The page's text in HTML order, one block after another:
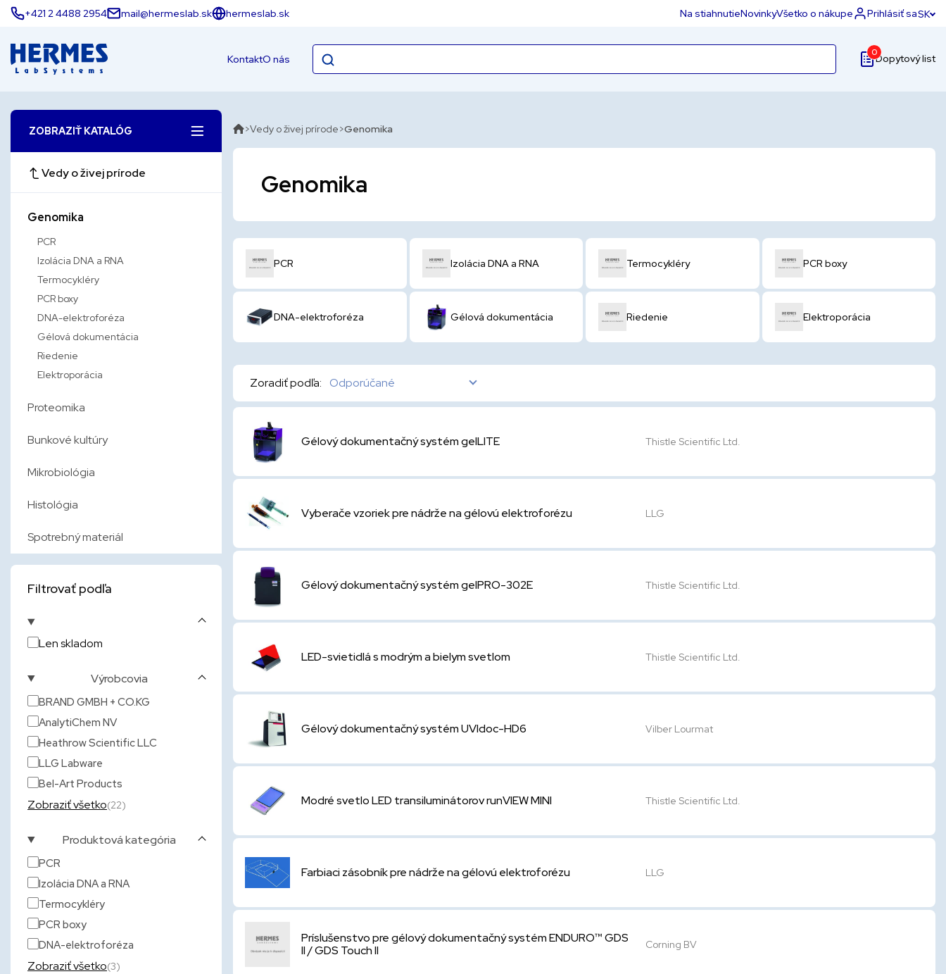
+421 2 4488 2954 mail@hermeslab.sk hermeslab.sk Na stiahnutieNovinkyVšetko o nákupe Prihlásiť saSK
KontaktO nás
0Dopytový list
ZOBRAZIŤ KATALÓG
Vedy o živej prírode
Genomika
PCR
Izolácia DNA a RNA
Termocykléry
PCR boxy
DNA-elektroforéza
Gélová dokumentácia
Riedenie
Elektroporácia
Proteomika
Bunkové kultúry
Mikrobiológia
Histológia
Spotrebný materiál
Filtrovať podľa
Len skladom
Výrobcovia
BRAND GMBH + CO.KG
AnalytiChem NV
Heathrow Scientific LLC
LLG Labware
Bel-Art Products
Zobraziť všetko(22)
Produktová kategória
PCR
Izolácia DNA a RNA
Termocykléry
PCR boxy
DNA-elektroforéza
Zobraziť všetko(3)
Vedy o živej prírode Genomika
Genomika
PCR Izolácia DNA a RNA Termocykléry PCR boxy
DNA-elektroforéza Gélová dokumentácia Riedenie Elektroporácia
Zoradiť podľa: Odporúčané
Gélový dokumentačný systém gelLITE Thistle Scientific Ltd.
Vyberače vzoriek pre nádrže na gélovú elektroforézu LLG
Gélový dokumentačný systém gelPRO-302E Thistle Scientific Ltd.
LED-svietidlá s modrým a bielym svetlom Thistle Scientific Ltd.
Gélový dokumentačný systém UVIdoc-HD6 Vilber Lourmat
Modré svetlo LED transiluminátorov runVIEW MINI Thistle Scientific Ltd.
Farbiaci zásobník pre nádrže na gélovú elektroforézu LLG
Príslušenstvo pre gélový dokumentačný systém ENDURO™ GDS
II / GDS Touch II
Corning BV